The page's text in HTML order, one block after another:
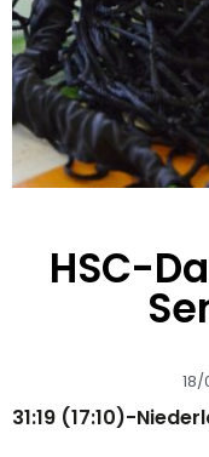
HSC-
31:19 (17:10)-